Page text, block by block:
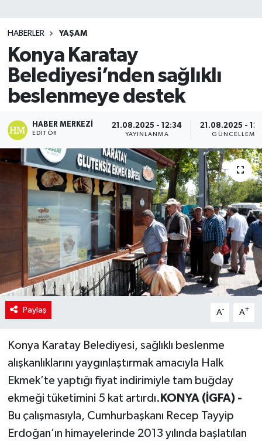
HABERLER YAŞAM
Konya Karatay
Belediyesi’nden sağlıklı
beslenmeye destek
HABER MERKEZI
EDITÖR
21.08.2025 - 12:34
YAYINLANMA
21.08.2025 -
GÜNCELLEME
Paylaş A- A+
Konya Karatay Belediyesi, sağlıklı beslenme
alışkanlıklarını yaygınlaştırmak amacıyla Halk
Ekmek’te yaptığı fiyat indirimiyle tam buğday
ekmeği tüketimini 5 kat artırdı. KONYA (İGFA) -
Bu çalışmasıyla, Cumhurbaşkanı Recep Tayyip
Erdoğan’ın himayelerinde 2013 yılında başlatılan
Teknoloji
TRABZON